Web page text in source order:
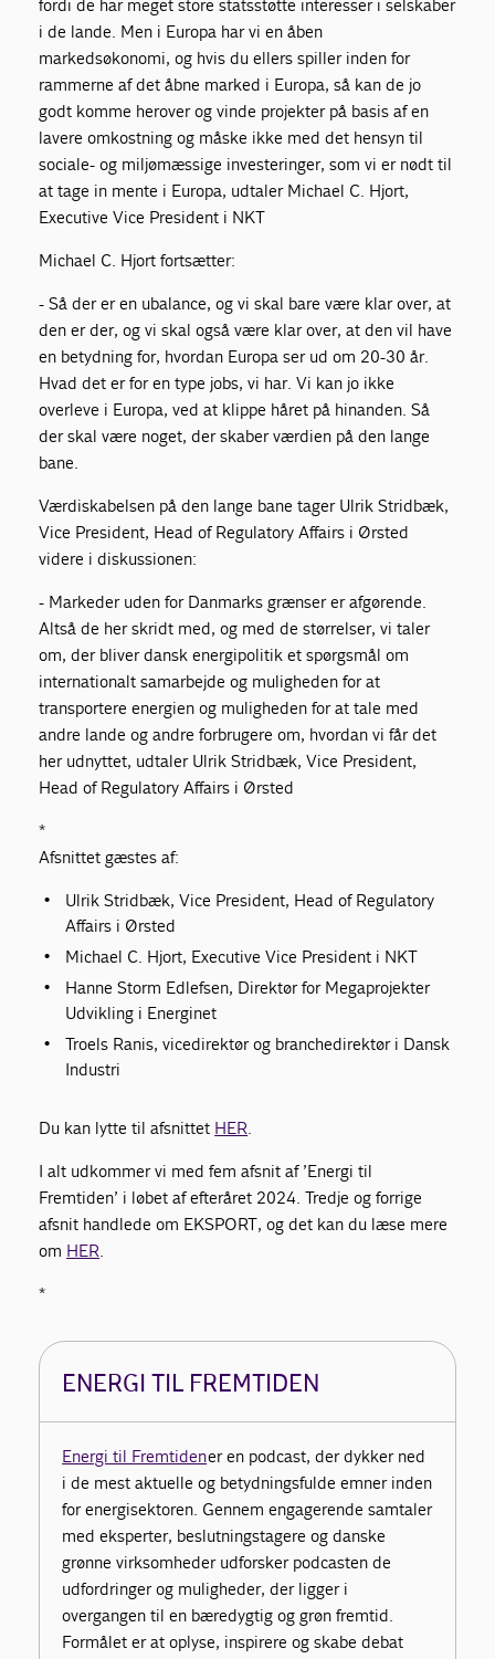
fordi de har meget store statsstøtte interesser i selskaber
i de lande. Men i Europa har vi en åben
markedsøkonomi, og hvis du ellers spiller inden for
rammerne af det åbne marked i Europa, så kan de jo
godt komme herover og vinde projekter på basis af en
lavere omkostning og måske ikke med det hensyn til
sociale- og miljømæssige investeringer, som vi er nødt til
at tage in mente i Europa, udtaler Michael C. Hjort,
Executive Vice President i NKT
Michael C. Hjort fortsætter:
- Så der er en ubalance, og vi skal bare være klar over, at
den er der, og vi skal også være klar over, at den vil have
en betydning for, hvordan Europa ser ud om 20-30 år.
Hvad det er for en type jobs, vi har. Vi kan jo ikke
overleve i Europa, ved at klippe håret på hinanden. Så
der skal være noget, der skaber værdien på den lange
bane.
Værdiskabelsen på den lange bane tager Ulrik Stridbæk,
Vice President, Head of Regulatory Affairs i Ørsted
videre i diskussionen:
- Markeder uden for Danmarks grænser er afgørende.
Altså de her skridt med, og med de størrelser, vi taler
om, der bliver dansk energipolitik et spørgsmål om
internationalt samarbejde og muligheden for at
transportere energien og muligheden for at tale med
andre lande og andre forbrugere om, hvordan vi får det
her udnyttet, udtaler Ulrik Stridbæk, Vice President,
Head of Regulatory Affairs i Ørsted
*
Afsnittet gæstes af:
Ulrik Stridbæk, Vice President, Head of Regulatory
Affairs i Ørsted
Michael C. Hjort, Executive Vice President i NKT
Hanne Storm Edlefsen, Direktør for Megaprojekter
Udvikling i Energinet
Troels Ranis, vicedirektør og branchedirektør i Dansk
Industri
Du kan lytte til afsnittet HER.
I alt udkommer vi med fem afsnit af ’Energi til
Fremtiden’ i løbet af efteråret 2024. Tredje og forrige
afsnit handlede om EKSPORT, og det kan du læse mere
om HER.
*
ENERGI TIL FREMTIDEN
Energi til Fremtidener en podcast, der dykker ned
i de mest aktuelle og betydningsfulde emner inden
for energisektoren. Gennem engagerende samtaler
med eksperter, beslutningstagere og danske
grønne virksomheder udforsker podcasten de
udfordringer og muligheder, der ligger i
overgangen til en bæredygtig og grøn fremtid.
Formålet er at oplyse, inspirere og skabe debat